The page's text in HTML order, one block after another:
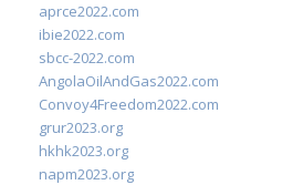
aprce2022.com
ibie2022.com
sbcc-2022.com
AngolaOilAndGas2022.com
Convoy4Freedom2022.com
grur2023.org
hkhk2023.org
napm2023.org